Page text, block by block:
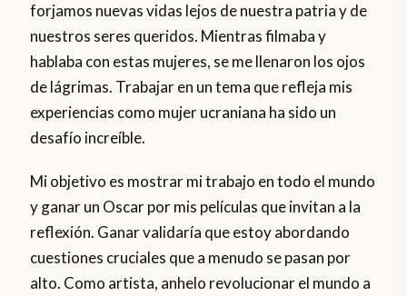
forjamos nuevas vidas lejos de nuestra patria y de
nuestros seres queridos. Mientras filmaba y
hablaba con estas mujeres, se me llenaron los ojos
de lágrimas. Trabajar en un tema que refleja mis
experiencias como mujer ucraniana ha sido un
desafío increíble.
Mi objetivo es mostrar mi trabajo en todo el mundo
y ganar un Oscar por mis películas que invitan a la
reflexión. Ganar validaría que estoy abordando
cuestiones cruciales que a menudo se pasan por
alto. Como artista, anhelo revolucionar el mundo a